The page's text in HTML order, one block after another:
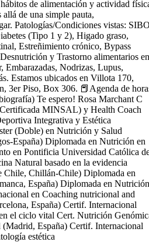
de alimentación y actividad
allá de una simple pauta,
Patologías/Condiciones vistas:
(Tipo 1 y 2), Higado graso,
Estreñimiento crónico, Bypass
y Trastorno alimentarios en
Embarazadas, Nodrizas, Lupus,
Estamos ubicados en Villota 170,
3er Piso, Box 306. 📕Agenda de
Te espero! Rosa Marchant C
MINSAL) y Health Coach
Integrativa y Estética
(Doble) en Nutrición y Salud
España) Diplomada en Nutrición en
en Pontificia Universidad Católica
Natural basado en la evidencia
Chile, Chillán-Chile) Diplomada en
España) Diplomada en Nutrición
en Coaching nutricional and
España) Certif. Internacional
el ciclo vital Cert. Nutrición
(Madrid, España) Certif. Internacional
estética